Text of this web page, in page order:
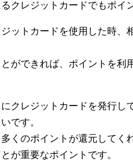
クレジットカードでもポイ
ットカードを使用した時、
ができれば、ポイントを利
クレジットカードを発行し
です。
くのポイントが還元してく
が重要なポイントです。